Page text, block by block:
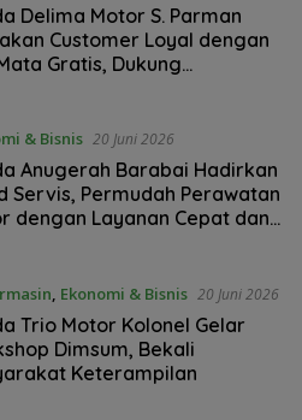
Delima Motor S. Parman
Customer Loyal dengan
Gratis, Dukung
& Bisnis 20 Juni 2026
Anugerah Barabai Hadirkan
Servis, Permudah Perawatan
dengan Layanan Cepat dan
, Ekonomi & Bisnis 20 Juni 2026
Trio Motor Kolonel Gelar
Dimsum, Bekali
Keterampilan